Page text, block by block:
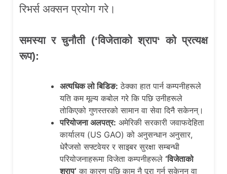
रिभर्स अक्सन प्रयोग गरे।
समस्या र चुनौती (‘विजेताको श्राप‘ को प्रत्यक्ष
रूप):
अत्यधिक लो बिडिङ: ठेक्का हात पार्न कम्पनीहरूले
यति कम मूल्य कबोल गरे कि पछि उनीहरूले
तोकिएको गुणस्तरको सामान वा सेवा दिनै सकेनन्।
परियोजना अलपत्र: अमेरिकी सरकारी जवाफदेहिता
कार्यालय (US GAO) को अनुसन्धान अनुसार,
धेरैजसो सफ्टवेयर र साइबर सुरक्षा सम्बन्धी
परियोजनाहरूमा विजेता कम्पनीहरूले ‘विजेताको
श्राप‘ का कारण पछि काम नै पूरा गर्न सकेनन् वा